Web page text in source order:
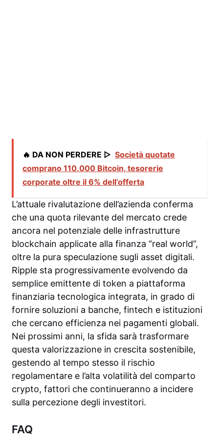
🔥 DA NON PERDERE ▷ Società quotate
comprano 110.000 Bitcoin, tesorerie
corporate oltre il 6% dell’offerta
L’attuale rivalutazione dell’azienda conferma
che una quota rilevante del mercato crede
ancora nel potenziale delle infrastrutture
blockchain applicate alla finanza “real world”,
oltre la pura speculazione sugli asset digitali.
Ripple sta progressivamente evolvendo da
semplice emittente di token a piattaforma
finanziaria tecnologica integrata, in grado di
fornire soluzioni a banche, fintech e istituzioni
che cercano efficienza nei pagamenti globali.
Nei prossimi anni, la sfida sarà trasformare
questa valorizzazione in crescita sostenibile,
gestendo al tempo stesso il rischio
regolamentare e l’alta volatilità del comparto
crypto, fattori che continueranno a incidere
sulla percezione degli investitori.
FAQ